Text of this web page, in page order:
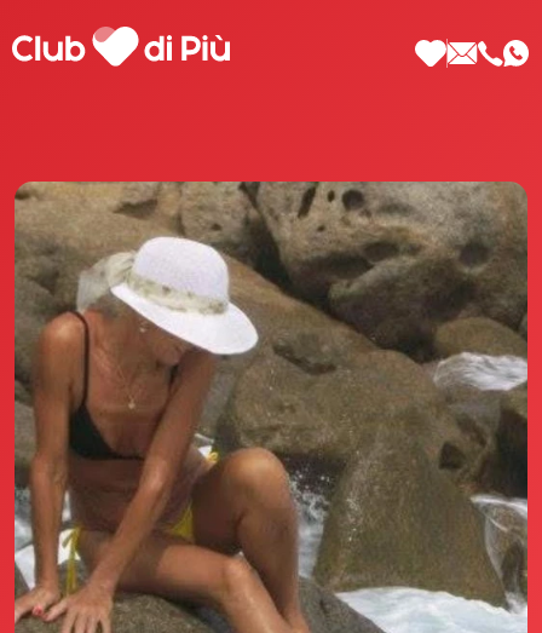
Scopri Club di Più
Le testimonianze Club di Più
La fondatrice Valeria Pilla
Annunci Donne
Agenzia matrimoniale Club di Più
Love Notebook
Il libro Donna di Cuori
Quanto costa Club di Più
Love Academy